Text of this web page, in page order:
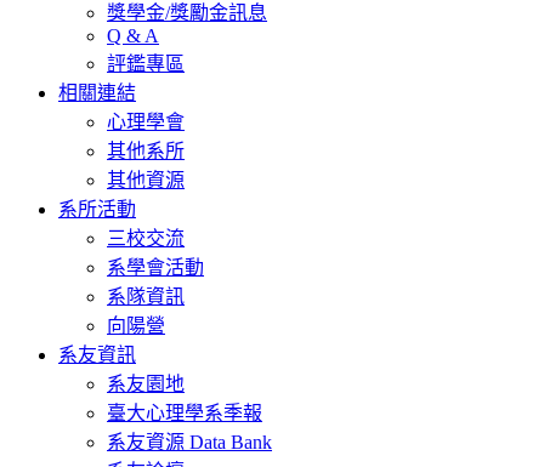
獎學金/獎勵金訊息
Q & A
評鑑專區
相關連結
心理學會
其他系所
其他資源
系所活動
三校交流
系學會活動
系隊資訊
向陽營
系友資訊
系友園地
臺大心理學系季報
系友資源 Data Bank